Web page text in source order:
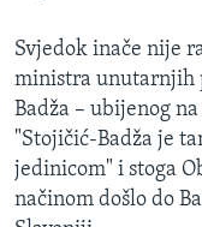
Svjedok inače nije
ministra unutarnjih
Badža – ubijenog
"Stojičić-Badža je
jedinicom" i stoga
načinom došlo do